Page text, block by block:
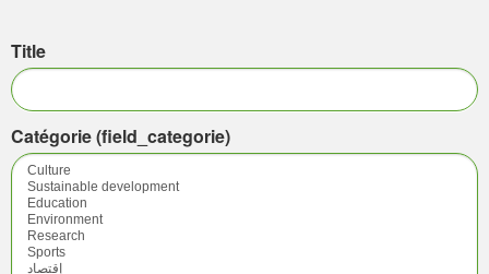
Title
Catégorie (field_categorie)